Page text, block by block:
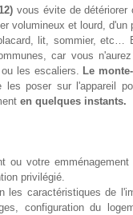
vous évite de détériorer
volumineux et lourd, d'un
lit, sommier, etc…
car vous
les escaliers. Le
poser sur l'appareil
en quelques instants.
ou votre
privilégié.
les caractéristiques de
configuration du